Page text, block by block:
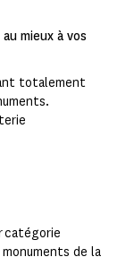
mieux à vos
totalement
catégorie
de la